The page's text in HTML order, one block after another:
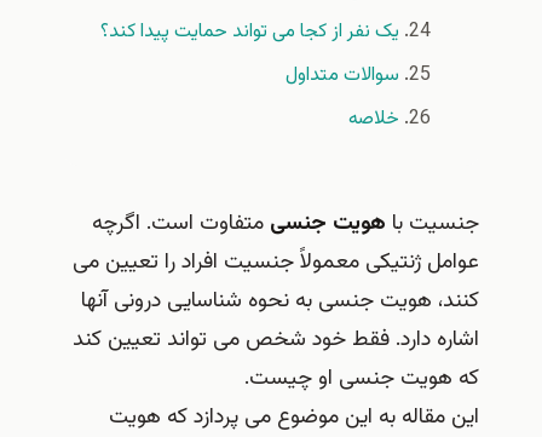
یک نفر از کجا می تواند حمایت پیدا کند؟
سوالات متداول
خلاصه
جنسیت با هویت جنسی متفاوت است. اگرچه
عوامل ژنتیکی معمولاً جنسیت افراد را تعیین می‌
کنند، هویت جنسی به نحوه شناسایی درونی آنها
اشاره دارد. فقط خود شخص می تواند تعیین کند
که هویت جنسی او چیست.
این مقاله به این موضوع می پردازد که هویت